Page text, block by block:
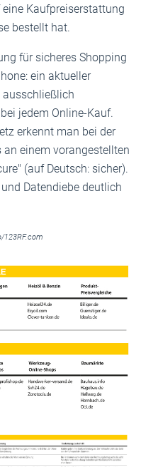
Kaufpreiserstattung
bestellt hat.
für sicheres Shopping
ein aktueller
ausschließlich
jedem Online-Kauf.
erkennt man bei der
an einem vorangestellten
(auf Deutsch: sicher).
Datendiebe deutlich
123RF.com